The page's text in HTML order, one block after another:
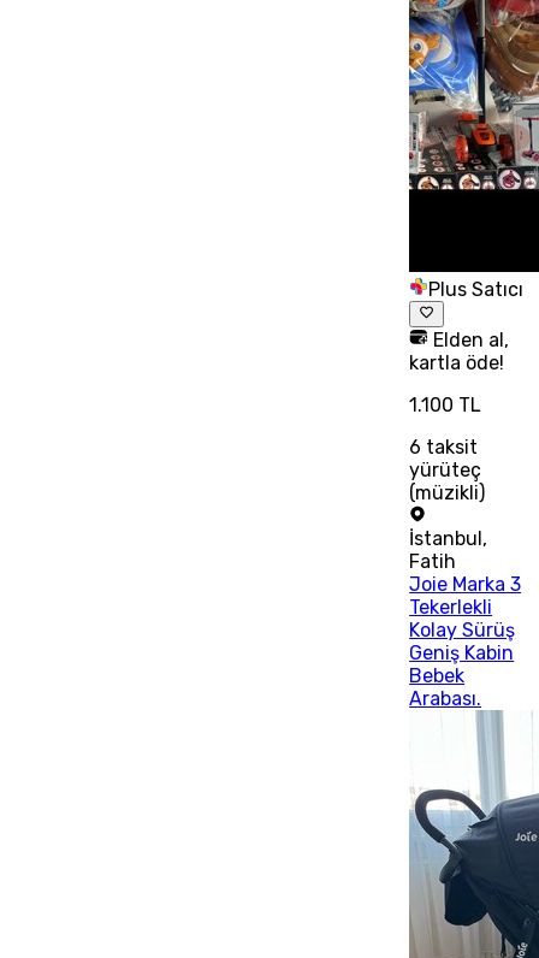
Plus Satıcı
Elden al,
kartla öde!
1.100 TL
6 taksit
yürüteç
(müzikli)
İstanbul,
Fatih
Joie Marka 3
Tekerlekli
Kolay Sürüş
Geniş Kabin
Bebek
Arabası.